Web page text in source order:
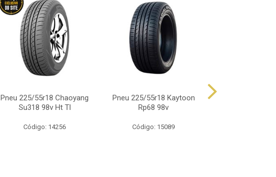
Pneu 225/55r18 Chaoyang
Su318 98v Ht Tl
Código: 14256
Pneu 225/55r18 Kaytoon
Rp68 98v
Código: 15089